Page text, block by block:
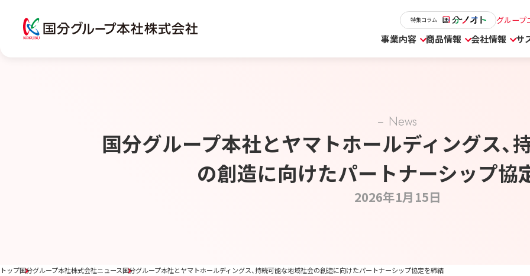
特集コラム グループ
事業内容 商品情報 会社情報 サ
News
国分グループ本社とヤマトホールディングス、
の創造に向けたパートナーシップ協
2026年1月15日
トップ国分グループ本社株式会社ニュース国分グループ本社とヤマトホールディングス、持続可能な地域社会の創造に向けたパートナーシップ協定を締結